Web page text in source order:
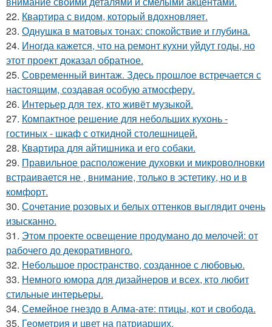
22. Квартира с видом, который вдохновляет.
23. Однушка в матовых тонах: спокойствие и глубина.
24. Иногда кажется, что на ремонт кухни уйдут годы, но
этот проект доказал обратное.
25. Современный винтаж. Здесь прошлое встречается с
настоящим, создавая особую атмосферу.
26. Интерьер для тех, кто живёт музыкой.
27. Компактное решение для небольших кухонь -
гостиных - шкаф с откидной столешницей.
28. Квартира для айтишника и его собаки.
29. Правильное расположение духовки и микроволновки
встраивается не , внимание, только в эстетику, но и в
комфорт.
30. Сочетание розовых и белых оттенков выглядит очень
изысканно.
31. Этом проекте освещение продумано до мелочей: от
рабочего до декоративного.
32. Небольшое пространство, созданное с любовью.
33. Немного юмора для дизайнеров и всех, кто любит
стильные интерьеры.
34. Семейное гнездо в Алма-ате: птицы, кот и свобода.
35. Геометрия и цвет на патриарших.